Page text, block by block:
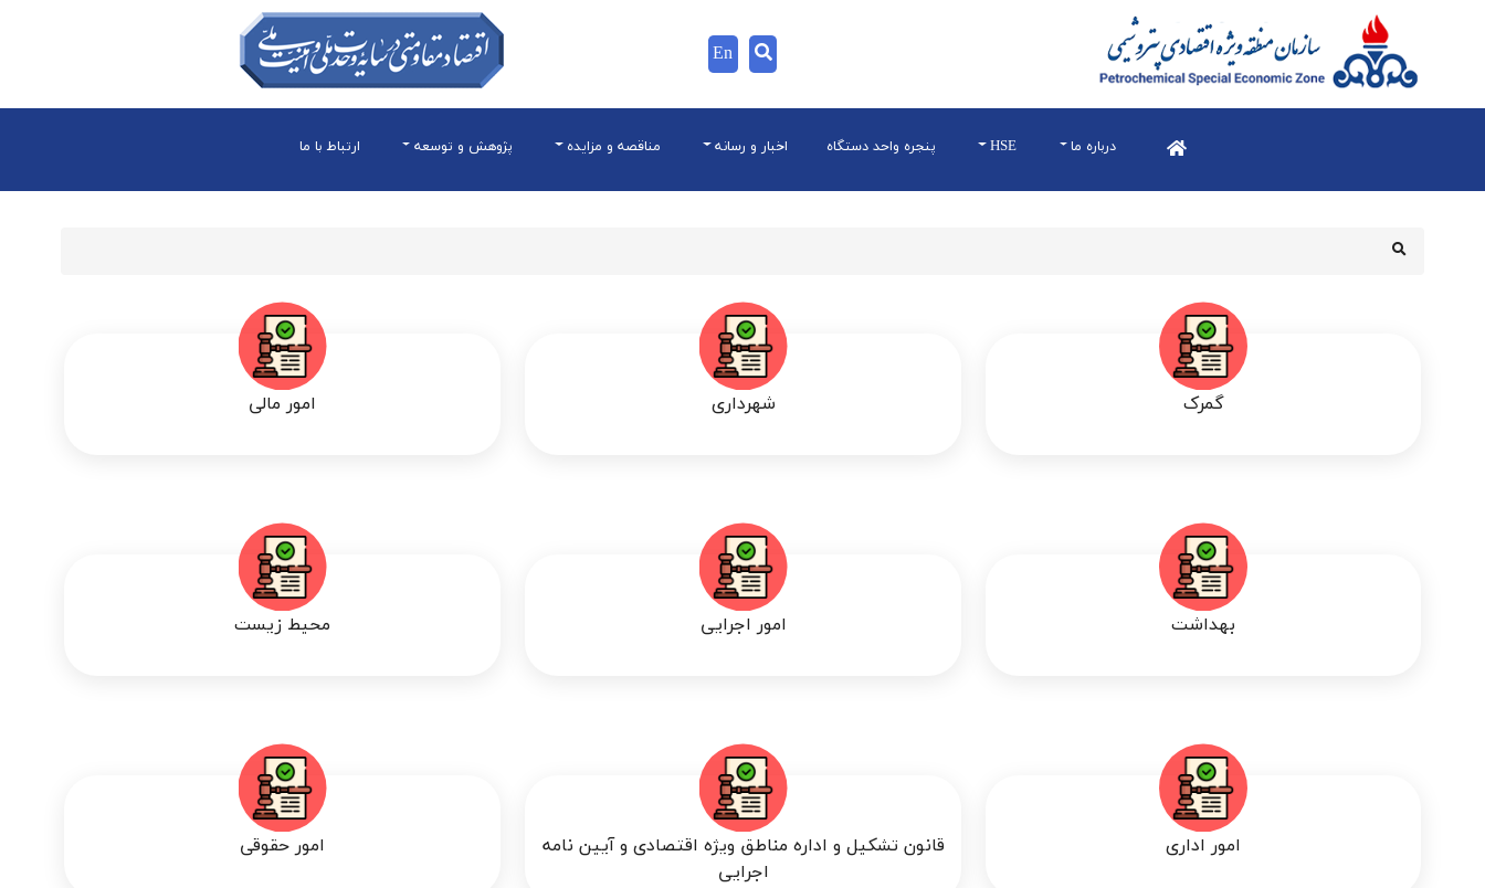
En
درباره ما HSE پنجره واحد دستگاه اخبار و رسانه مناقصه و مزایده پژوهش و توسعه ارتباط با ما
گمرک شهرداری امور مالی
بهداشت امور اجرایی محیط زیست
امور اداری
قانون تشكيل و اداره مناطق ويژه اقتصادی و آيين نامه
اجرايی
امور حقوقی